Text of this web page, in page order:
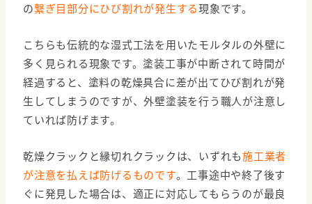
の繋ぎ目部分にひび割れが発生する現象です。
こちらも伝統的な湿式工法を用いたモルタルの外壁に
多く見られる現象です。塗装工事が中断されて時間が
経過すると、塗料の乾燥具合に差が出てひび割れが発
生してしまうのですが、外壁塗装を行う職人が注意し
ていれば防げます。
乾燥クラックと縁切れクラックは、いずれも施工業者
が注意を払えば防げるものです。工事途中や終了後す
ぐに発見した場合は、適正に対応してもらうのが最良